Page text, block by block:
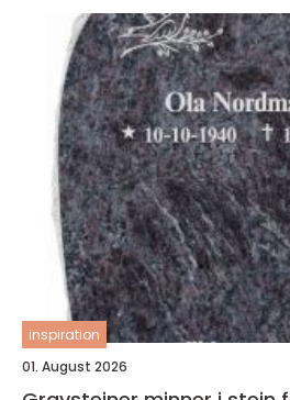
inspiration
01. August 2026